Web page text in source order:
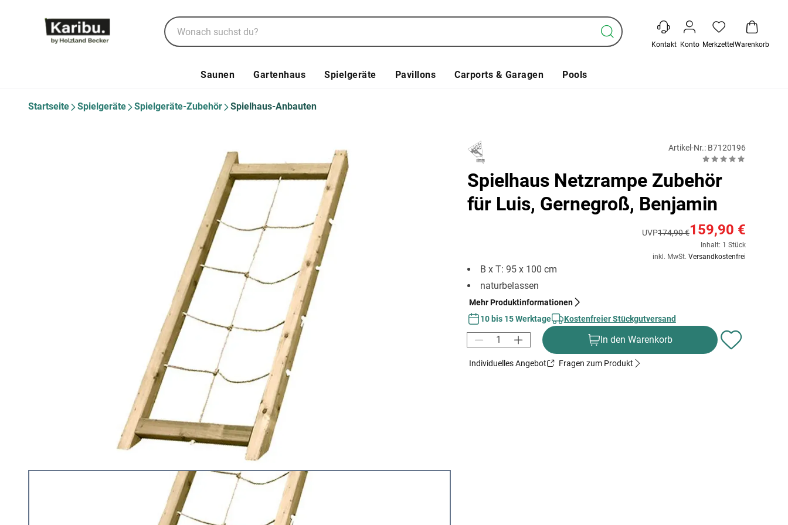
Kontakt Konto Merkzettel Warenkorb
Saunen Gartenhaus Spielgeräte Pavillons Carports & Garagen Pools
Startseite Spielgeräte Spielgeräte-Zubehör Spielhaus-Anbauten
Artikel-Nr.: B7120196
Spielhaus Netzrampe Zubehör
für Luis, Gernegroß, Benjamin
UVP174,90 €159,90 €
Inhalt: 1 Stück
inkl. MwSt. Versandkostenfrei
B x T: 95 x 100 cm
naturbelassen
Mehr Produktinformationen
10 bis 15 Werktage
Kostenfreier Stückgutversand
In den Warenkorb
Individuelles Angebot Fragen zum Produkt